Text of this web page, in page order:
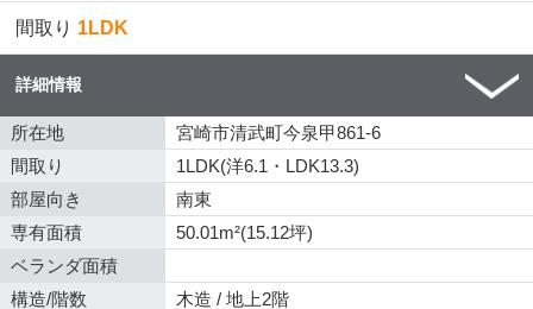
間取り 1LDK
詳細情報
所在地
宮崎市清武町今泉甲861-6
間取り
1LDK(洋6.1・LDK13.3)
部屋向き
南東
専有面積
50.01m²(15.12坪)
ベランダ面積
構造/階数
木造 / 地上2階